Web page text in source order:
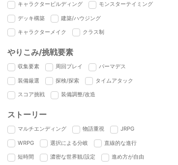
キャラクタービルディング モンスターテイミング
デッキ構築 建築/ハウジング
キャラクターメイク クラス制
やりこみ/挑戦要素
収集要素 周回プレイ パーマデス
装備厳選 探検/探索 タイムアタック
スコア挑戦 装備調整/改造
ストーリー
マルチエンディング 物語重視 JRPG
WRPG 選択による分岐 直線的な進行
短時間 濃密な世界観/設定 進め方が自由